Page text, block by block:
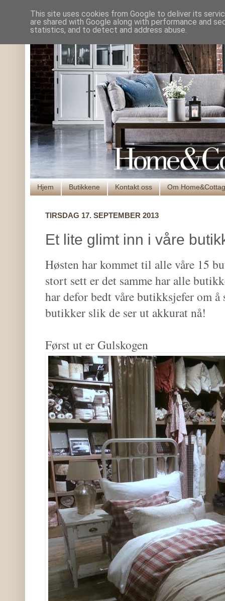
Hjem Butikkene Kontakt oss Om
TIRSDAG 17. SEPTEMBER 2013
Et lite glimt inn i våre
Høsten har kommet til alle våre 15
stort sett er det samme har alle
har defor bedt våre butikksjefer om å
butikker slik de ser ut akkurat nå!
Først ut er Gulskogen
This site uses cookies from Google to deliver its
are shared with Google along with performance and
statistics, and to detect and address abuse.